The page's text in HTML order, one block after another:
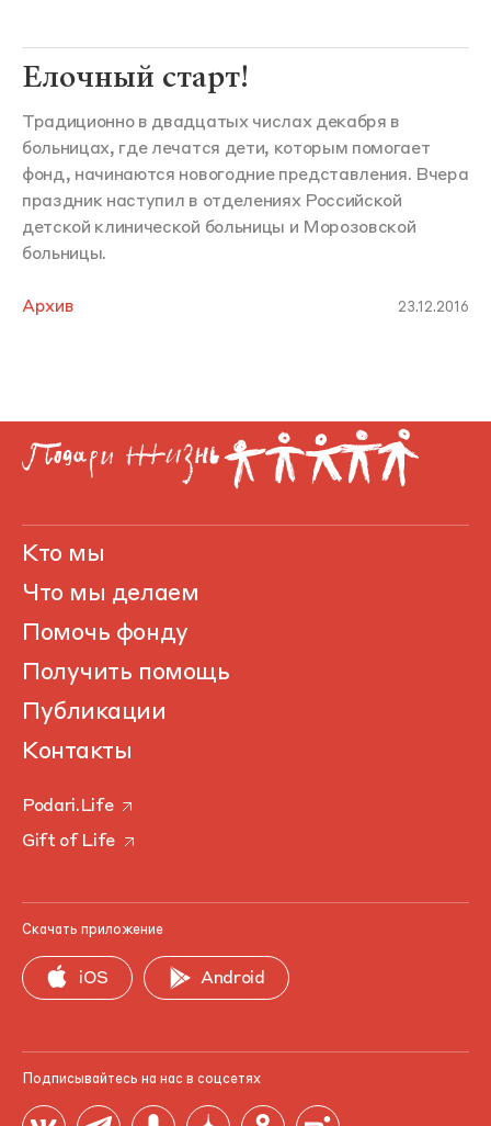
Елочный старт!
Традиционно в двадцатых числах декабря в
больницах, где лечатся дети, которым помогает
фонд, начинаются новогодние представления. Вчера
праздник наступил в отделениях Российской
детской клинической больницы и Морозовской
больницы.
Архив 23.12.2016
Кто мы
Что мы делаем
Помочь фонду
Получить помощь
Публикации
Контакты
Podari.Life
Gift of Life
Скачать приложение
iOS Android
Подписывайтесь на нас в соцсетях